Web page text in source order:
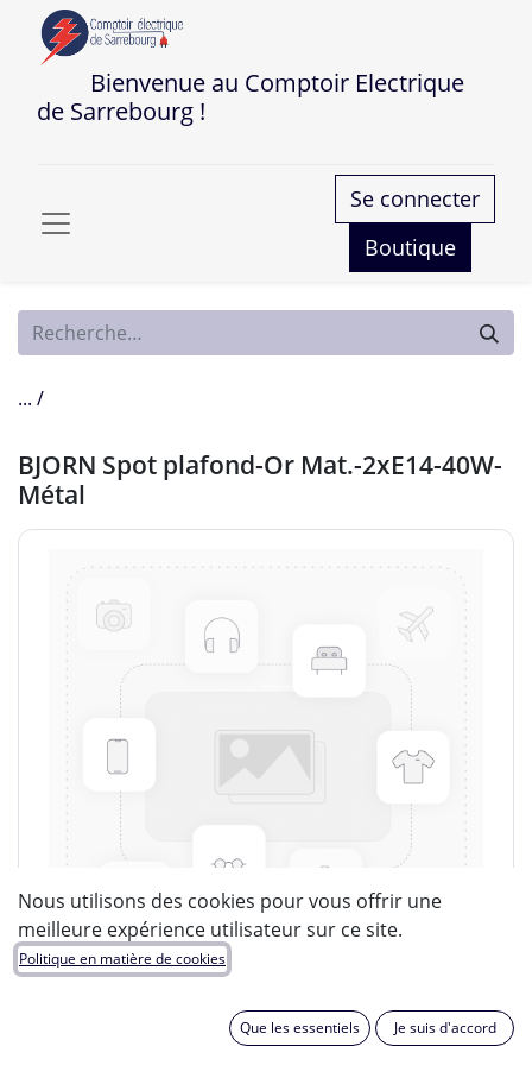
Bienvenue au Comptoir Electrique
de Sarrebourg !
Se connecter
Boutique
... /
BJORN Spot plafond-Or Mat.-2xE14-40W-
Métal
Nous utilisons des cookies pour vous offrir une
meilleure expérience utilisateur sur ce site.
Politique en matière de cookies
Que les essentiels Je suis d'accord